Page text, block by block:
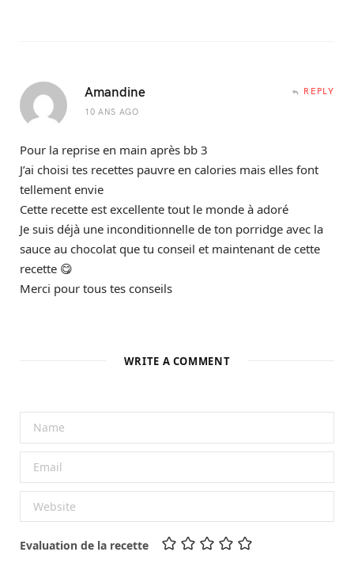
Amandine
10 ANS AGO
REPLY
Pour la reprise en main après bb 3
J’ai choisi tes recettes pauvre en calories mais elles font
tellement envie
Cette recette est excellente tout le monde à adoré
Je suis déjà une inconditionnelle de ton porridge avec la
sauce au chocolat que tu conseil et maintenant de cette
recette 😋
Merci pour tous tes conseils
WRITE A COMMENT
Evaluation de la recette